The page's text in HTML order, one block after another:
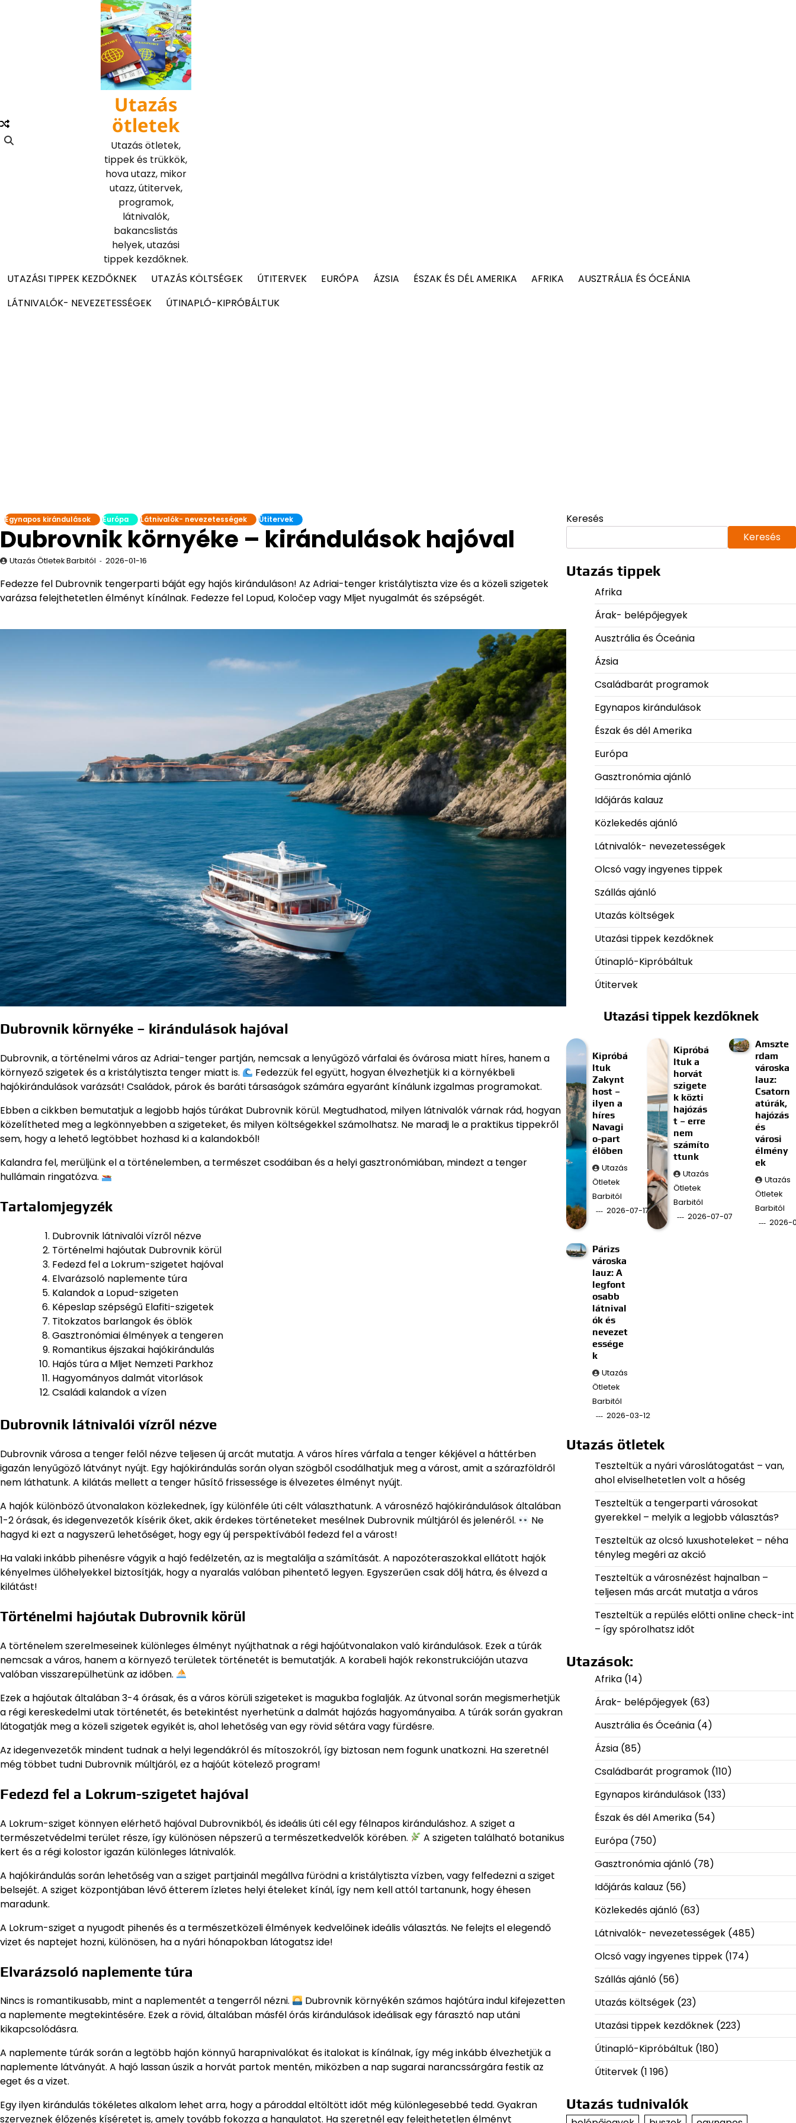
Utazás
ötletek
Utazás ötletek,
tippek és trükkök,
hova utazz, mikor
utazz, útitervek,
programok,
látnivalók,
bakancslistás
helyek, utazási
tippek kezdőknek.
UTAZÁSI TIPPEK KEZDŐKNEK
UTAZÁS KÖLTSÉGEK ÚTITERVEK EURÓPA ÁZSIA ÉSZAK ÉS DÉL AMERIKA AFRIKA
AUSZTRÁLIA ÉS ÓCEÁNIA
LÁTNIVALÓK- NEVEZETESSÉGEK
ÚTINAPLÓ-KIPRÓBÁLTUK
Egynapos kirándulások Európa Látnivalók- nevezetességek Útitervek
Dubrovnik környéke – kirándulások hajóval
Utazás Ötletek Barbitól 2026-01-16
Fedezze fel Dubrovnik tengerparti báját egy hajós kiránduláson! Az Adriai-tenger kristálytiszta vize és a közeli szigetek
varázsa felejthetetlen élményt kínálnak. Fedezze fel Lopud, Koločep vagy Mljet nyugalmát és szépségét.
Dubrovnik környéke – kirándulások hajóval
Dubrovnik, a történelmi város az Adriai-tenger partján, nemcsak a lenyűgöző várfalai és óvárosa miatt híres, hanem a
környező szigetek és a kristálytiszta tenger miatt is.
Fedezzük fel együtt, hogyan élvezhetjük ki a környékbeli
hajókirándulások varázsát! Családok, párok és baráti társaságok számára egyaránt kínálunk izgalmas programokat.
Ebben a cikkben bemutatjuk a legjobb hajós túrákat Dubrovnik körül. Megtudhatod, milyen látnivalók várnak rád, hogyan
közelítheted meg a legkönnyebben a szigeteket, és milyen költségekkel számolhatsz. Ne maradj le a praktikus tippekről
sem, hogy a lehető legtöbbet hozhasd ki a kalandokból!
Kalandra fel, merüljünk el a történelemben, a természet csodáiban és a helyi gasztronómiában, mindezt a tenger
hullámain ringatózva.
Tartalomjegyzék
Dubrovnik látnivalói vízről nézve
Történelmi hajóutak Dubrovnik körül
Fedezd fel a Lokrum-szigetet hajóval
Elvarázsoló naplemente túra
Kalandok a Lopud-szigeten
Képeslap szépségű Elafiti-szigetek
Titokzatos barlangok és öblök
Gasztronómiai élmények a tengeren
Romantikus éjszakai hajókirándulás
Hajós túra a Mljet Nemzeti Parkhoz
Hagyományos dalmát vitorlások
Családi kalandok a vízen
Dubrovnik látnivalói vízről nézve
Dubrovnik városa a tenger felől nézve teljesen új arcát mutatja. A város híres várfala a tenger kékjével a háttérben
igazán lenyűgöző látványt nyújt. Egy hajókirándulás során olyan szögből csodálhatjuk meg a várost, amit a szárazföldről
nem láthatunk. A kilátás mellett a tenger hűsítő frissessége is élvezetes élményt nyújt.
A hajók különböző útvonalakon közlekednek, így különféle úti célt választhatunk. A városnéző hajókirándulások általában
1-2 órásak, és idegenvezetők kísérik őket, akik érdekes történeteket mesélnek Dubrovnik múltjáról és jelenéről.
Ne
hagyd ki ezt a nagyszerű lehetőséget, hogy egy új perspektívából fedezd fel a várost!
Ha valaki inkább pihenésre vágyik a hajó fedélzetén, az is megtalálja a számítását. A napozóteraszokkal ellátott hajók
kényelmes ülőhelyekkel biztosítják, hogy a nyaralás valóban pihentető legyen. Egyszerűen csak dőlj hátra, és élvezd a
kilátást!
Történelmi hajóutak Dubrovnik körül
A történelem szerelmeseinek különleges élményt nyújthatnak a régi hajóútvonalakon való kirándulások. Ezek a túrák
nemcsak a város, hanem a környező területek történetét is bemutatják. A korabeli hajók rekonstrukcióján utazva
valóban visszarepülhetünk az időben.
Ezek a hajóutak általában 3-4 órásak, és a város körüli szigeteket is magukba foglalják. Az útvonal során megismerhetjük
a régi kereskedelmi utak történetét, és betekintést nyerhetünk a dalmát hajózás hagyományaiba. A túrák során gyakran
látogatják meg a közeli szigetek egyikét is, ahol lehetőség van egy rövid sétára vagy fürdésre.
Az idegenvezetők mindent tudnak a helyi legendákról és mítoszokról, így biztosan nem fogunk unatkozni. Ha szeretnél
még többet tudni Dubrovnik múltjáról, ez a hajóút kötelező program!
Fedezd fel a Lokrum-szigetet hajóval
A Lokrum-sziget könnyen elérhető hajóval Dubrovnikból, és ideális úti cél egy félnapos kiránduláshoz. A sziget a
természetvédelmi terület része, így különösen népszerű a természetkedvelők körében.
A szigeten található botanikus
kert és a régi kolostor igazán különleges látnivalók.
A hajókirándulás során lehetőség van a sziget partjainál megállva fürödni a kristálytiszta vízben, vagy felfedezni a sziget
belsejét. A sziget központjában lévő étterem ízletes helyi ételeket kínál, így nem kell attól tartanunk, hogy éhesen
maradunk.
A Lokrum-sziget a nyugodt pihenés és a természetközeli élmények kedvelőinek ideális választás. Ne felejts el elegendő
vizet és naptejet hozni, különösen, ha a nyári hónapokban látogatsz ide!
Elvarázsoló naplemente túra
Nincs is romantikusabb, mint a naplementét a tengerről nézni.
Dubrovnik környékén számos hajótúra indul kifejezetten
a naplemente megtekintésére. Ezek a rövid, általában másfél órás kirándulások ideálisak egy fárasztó nap utáni
kikapcsolódásra.
A naplemente túrák során a legtöbb hajón könnyű harapnivalókat és italokat is kínálnak, így még inkább élvezhetjük a
naplemente látványát. A hajó lassan úszik a horvát partok mentén, miközben a nap sugarai narancssárgára festik az
eget és a vizet.
Egy ilyen kirándulás tökéletes alkalom lehet arra, hogy a pároddal eltöltött időt még különlegesebbé tedd. Gyakran
szerveznek élőzenés kíséretet is, amely tovább fokozza a hangulatot. Ha szeretnél egy felejthetetlen élményt
Keresés
Keresés
Utazás tippek
Afrika
Árak- belépőjegyek
Ausztrália és Óceánia
Ázsia
Családbarát programok
Egynapos kirándulások
Észak és dél Amerika
Európa
Gasztronómia ajánló
Időjárás kalauz
Közlekedés ajánló
Látnivalók- nevezetességek
Olcsó vagy ingyenes tippek
Szállás ajánló
Utazás költségek
Utazási tippek kezdőknek
Útinapló-Kipróbáltuk
Útitervek
Utazási tippek kezdőknek
Kipróbá
ltuk
Zakynt
host –
ilyen a
híres
Navagi
o-part
élőben
Utazás
Ötletek
Barbitól
2026-07-17
Kipróbá
ltuk a
horvát
szigete
k közti
hajózás
t – erre
nem
számíto
ttunk
Utazás
Ötletek
Barbitól
2026-07-07
Amszte
rdam
városka
lauz:
Csatorn
atúrák,
hajózás
és
városi
élmény
ek
Utazás
Ötletek
Barbitól
2026-
Párizs
városka
lauz: A
legfont
osabb
látnival
ók és
nevezet
essége
k
Utazás
Ötletek
Barbitól
2026-03-12
Utazás ötletek
Teszteltük a nyári városlátogatást – van,
ahol elviselhetetlen volt a hőség
Teszteltük a tengerparti városokat
gyerekkel – melyik a legjobb választás?
Teszteltük az olcsó luxushoteleket – néha
tényleg megéri az akció
Teszteltük a városnézést hajnalban –
teljesen más arcát mutatja a város
Teszteltük a repülés előtti online check-int
– így spórolhatsz időt
Utazások:
Afrika(14)
Árak- belépőjegyek(63)
Ausztrália és Óceánia(4)
Ázsia(85)
Családbarát programok(110)
Egynapos kirándulások(133)
Észak és dél Amerika(54)
Európa(750)
Gasztronómia ajánló(78)
Időjárás kalauz (56)
Közlekedés ajánló(63)
Látnivalók- nevezetességek(485)
Olcsó vagy ingyenes tippek(174)
Szállás ajánló(56)
Utazás költségek(23)
Utazási tippek kezdőknek(223)
Útinapló-Kipróbáltuk(180)
Útitervek(1 196)
Utazás tudnivalók